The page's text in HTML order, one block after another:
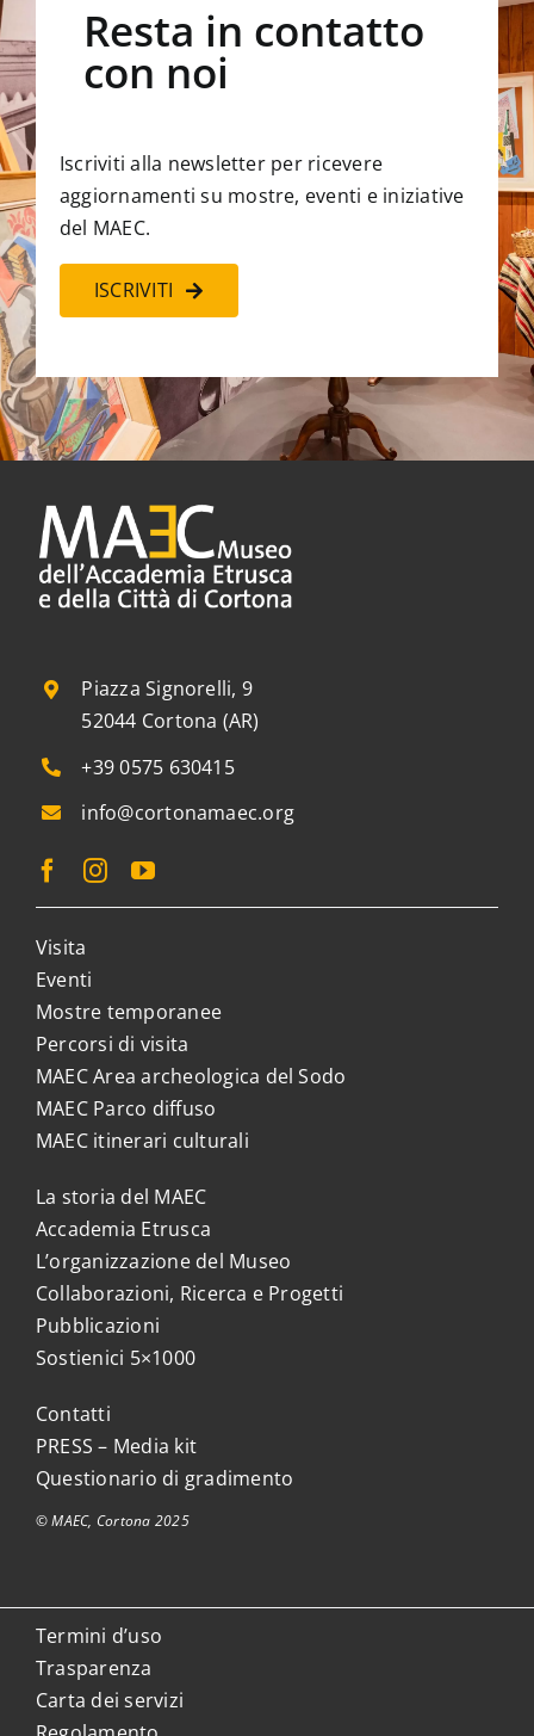
Resta in contatto
con noi
Iscriviti alla newsletter per ricevere
aggiornamenti su mostre, eventi e iniziative
del MAEC.
ISCRIVITI
Piazza Signorelli, 9
52044 Cortona (AR)
+39 0575 630415
info@cortonamaec.org
Visita
Eventi
Mostre temporanee
Percorsi di visita
MAEC Area archeologica del Sodo
MAEC Parco diffuso
MAEC itinerari culturali
La storia del MAEC
Accademia Etrusca
L’organizzazione del Museo
Collaborazioni, Ricerca e Progetti
Pubblicazioni
Sostienici 5×1000
Contatti
PRESS – Media kit
Questionario di gradimento
© MAEC, Cortona 2025
Termini d’uso
Trasparenza
Carta dei servizi